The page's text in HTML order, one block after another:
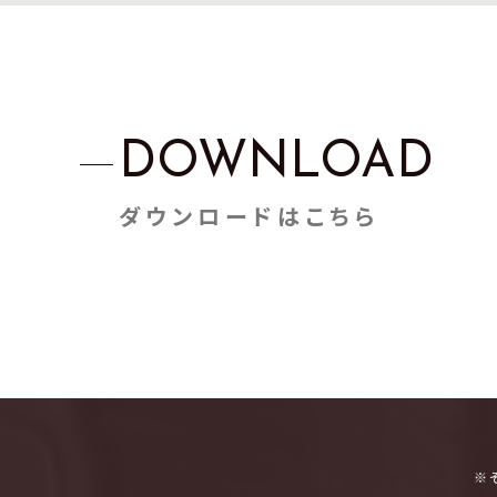
DOWNLOAD
ダウンロードはこちら
※